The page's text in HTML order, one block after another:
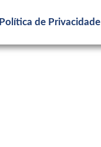
Política de Privacidade